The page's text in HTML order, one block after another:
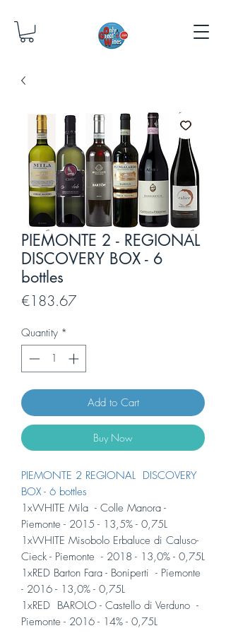
PIEMONTE 2 - REGIONAL
DISCOVERY BOX - 6
bottles
€183.67Price
Quantity *
Add to Cart
Buy Now
PIEMONTE 2 REGIONAL DISCOVERY
BOX - 6 bottles
1xWHITE Mila - Colle Manora -
Piemonte - 2015 - 13,5% - 0,75L
1xWHITE Misobolo Erbaluce di Caluso-
Cieck - Piemonte - 2018 - 13,0% - 0,75L
1xRED Barton Fara - Boniperti - Piemonte
- 2016 - 13,0% - 0,75L
1xRED BAROLO - Castello di Verduno -
Piemonte - 2016 - 14% - 0,75L